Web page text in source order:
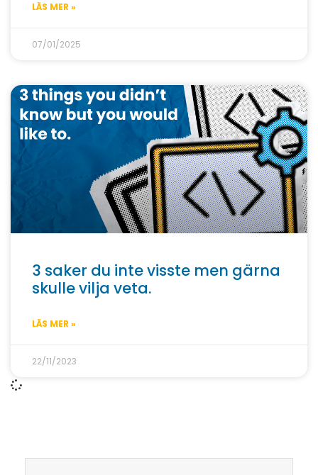
LÄS MER »
07/01/2025
3 saker du inte visste men gärna
skulle vilja veta.
LÄS MER »
22/11/2023